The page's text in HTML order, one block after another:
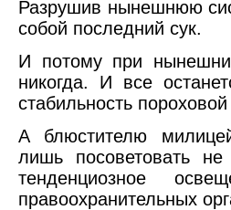
Разрушив нынешнюю
собой последний сук.
И потому при
никогда. И все
стабильность
А блюстителю
лишь посоветовать
тенденциозное
правоохранительных